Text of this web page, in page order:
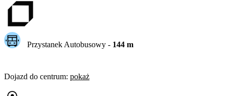
Przystanek Autobusowy - 144m
Dojazd do centrum: pokaż